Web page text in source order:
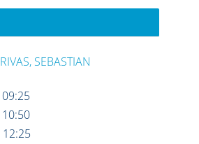
SEBASTIAN
12:25